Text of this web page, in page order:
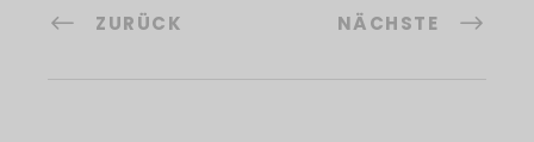
ZURÜCK NÄCHSTE